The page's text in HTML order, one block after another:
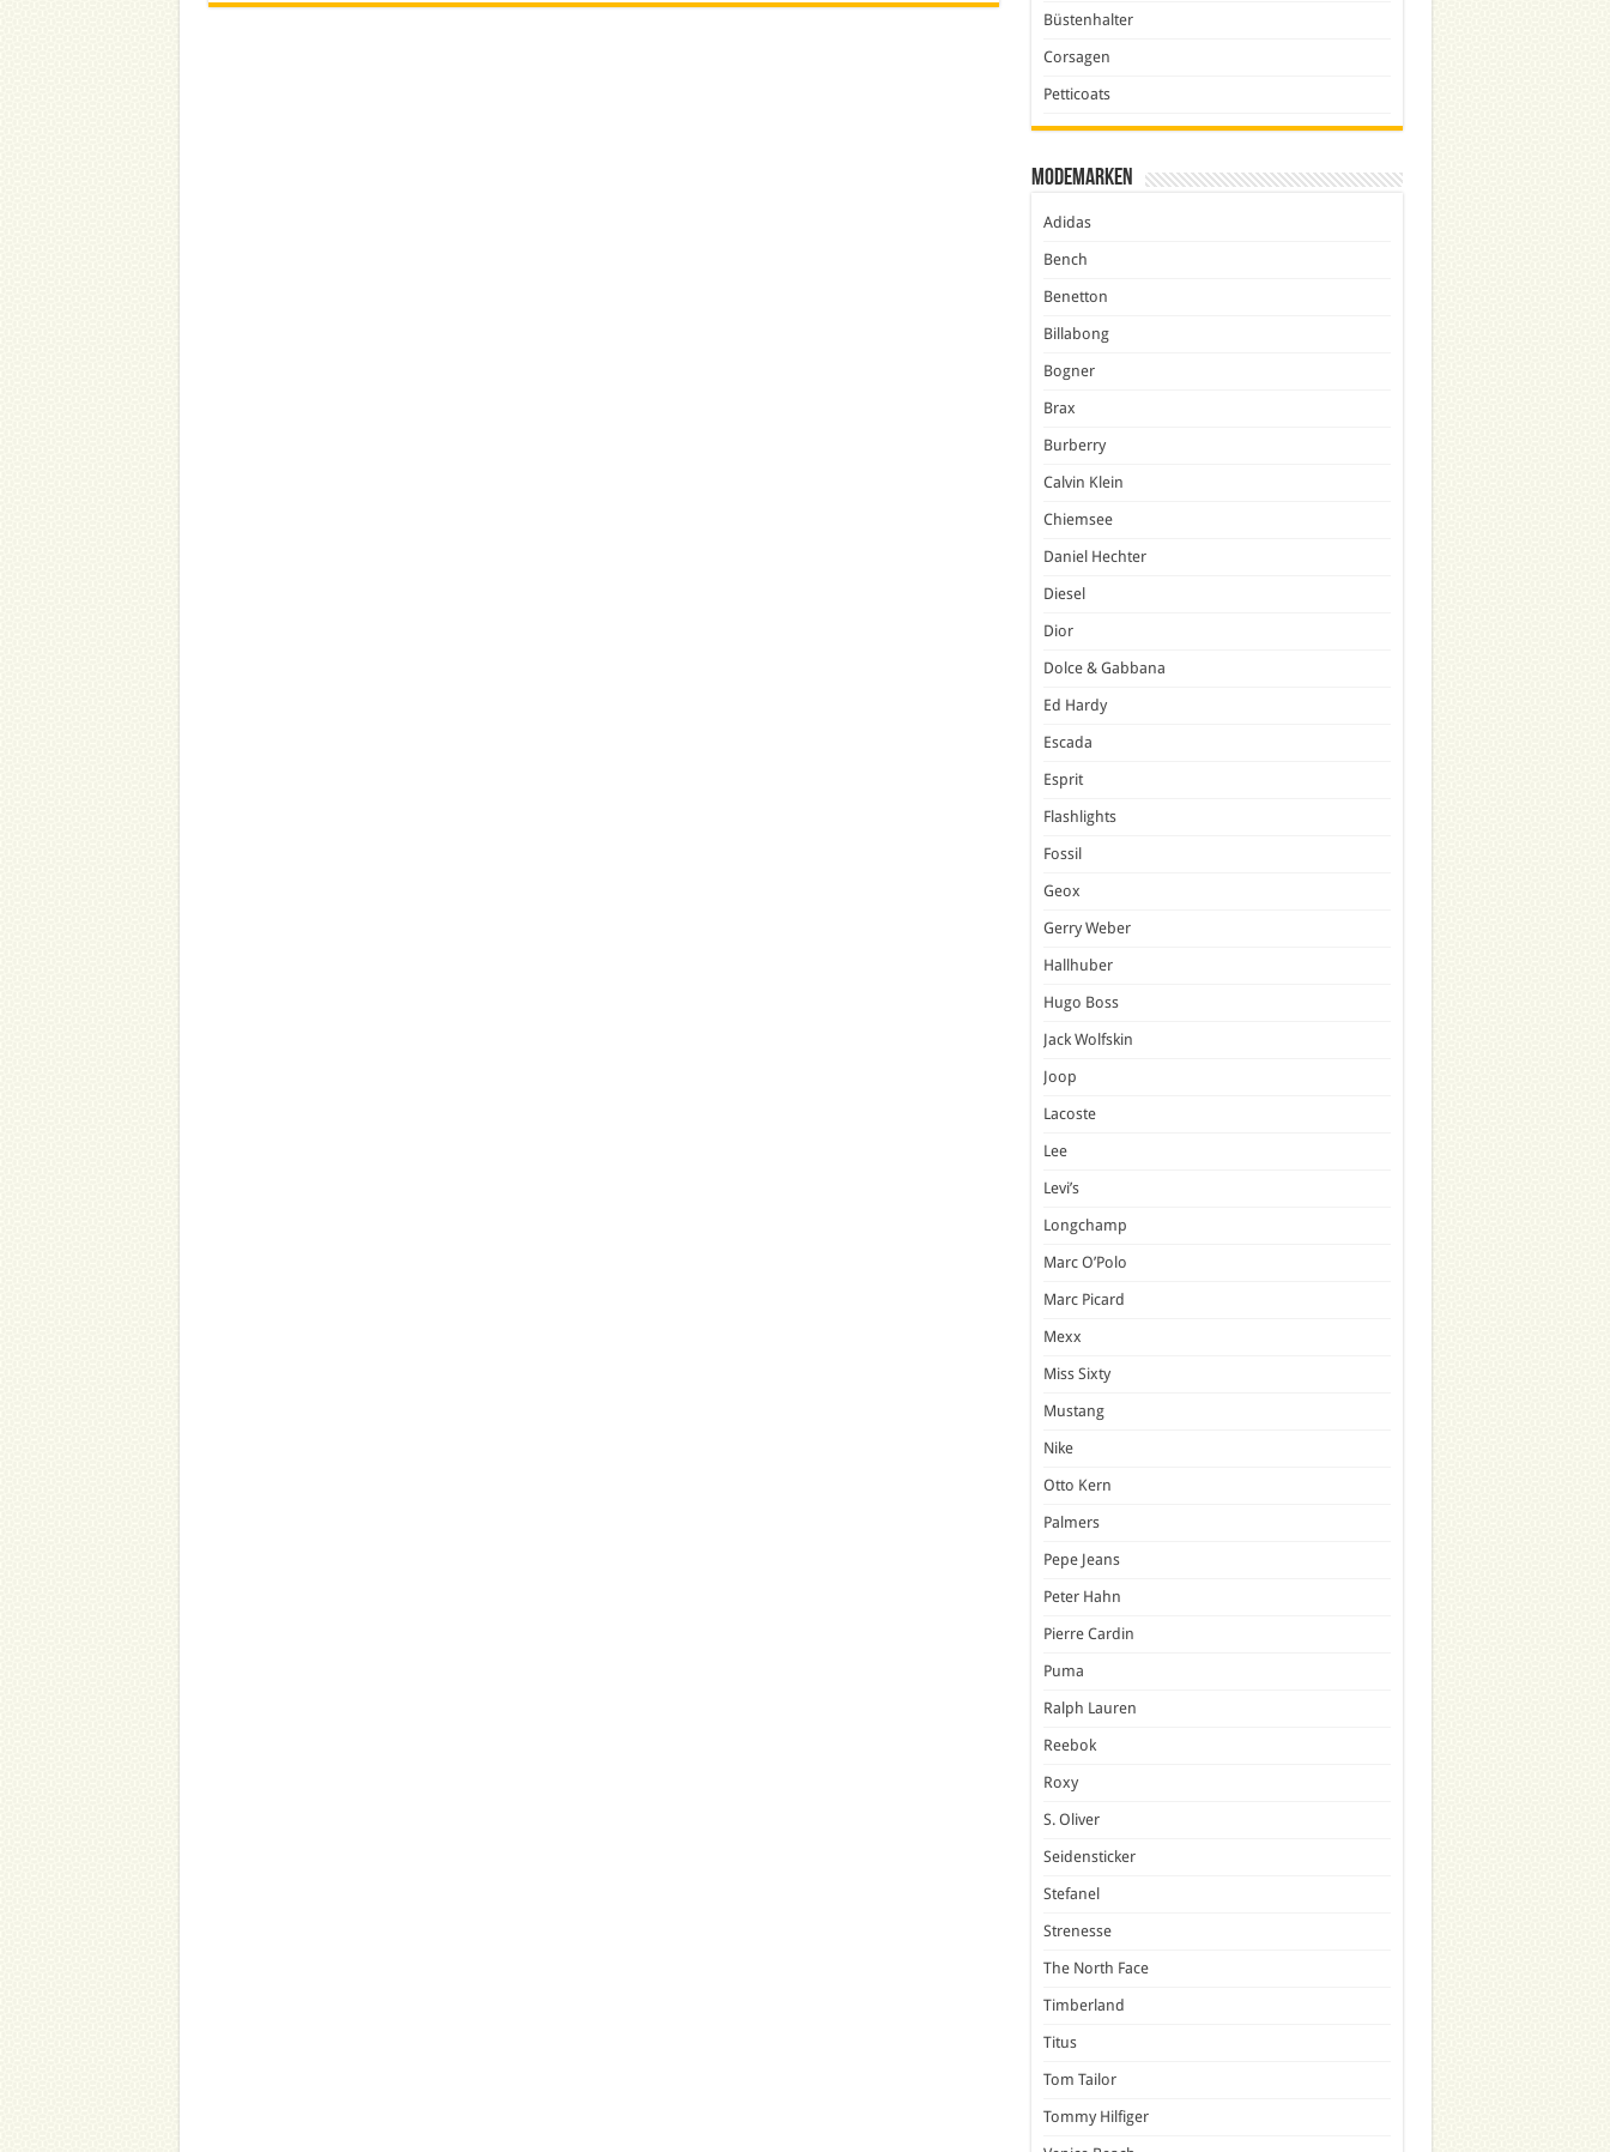
Büstenhalter
Corsagen
Petticoats
Modemarken
Adidas
Bench
Benetton
Billabong
Bogner
Brax
Burberry
Calvin Klein
Chiemsee
Daniel Hechter
Diesel
Dior
Dolce & Gabbana
Ed Hardy
Escada
Esprit
Flashlights
Fossil
Geox
Gerry Weber
Hallhuber
Hugo Boss
Jack Wolfskin
Joop
Lacoste
Lee
Levi’s
Longchamp
Marc O’Polo
Marc Picard
Mexx
Miss Sixty
Mustang
Nike
Otto Kern
Palmers
Pepe Jeans
Peter Hahn
Pierre Cardin
Puma
Ralph Lauren
Reebok
Roxy
S. Oliver
Seidensticker
Stefanel
Strenesse
The North Face
Timberland
Titus
Tom Tailor
Tommy Hilfiger